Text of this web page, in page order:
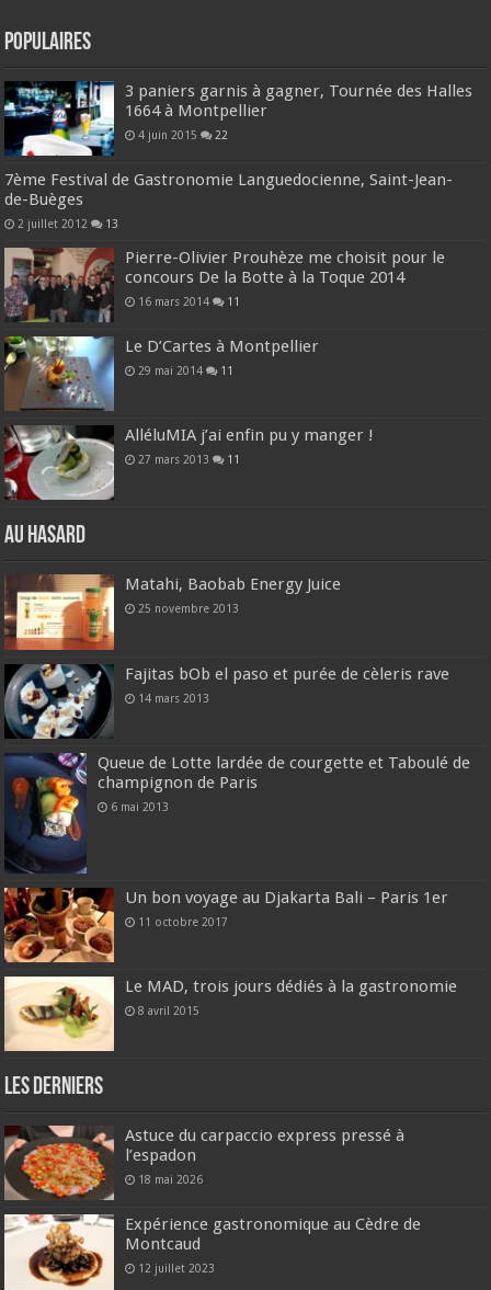
Populaires
3 paniers garnis à gagner, Tournée des Halles
1664 à Montpellier
4 juin 2015 22
7ème Festival de Gastronomie Languedocienne, Saint-Jean-
de-Buèges
2 juillet 2012 13
Pierre-Olivier Prouhèze me choisit pour le
concours De la Botte à la Toque 2014
16 mars 2014 11
Le D’Cartes à Montpellier
29 mai 2014 11
AlléluMIA j’ai enfin pu y manger !
27 mars 2013 11
Au hasard
Matahi, Baobab Energy Juice
25 novembre 2013
Fajitas bOb el paso et purée de cèleris rave
14 mars 2013
Queue de Lotte lardée de courgette et Taboulé de
champignon de Paris
6 mai 2013
Un bon voyage au Djakarta Bali – Paris 1er
11 octobre 2017
Le MAD, trois jours dédiés à la gastronomie
8 avril 2015
Les derniers
Astuce du carpaccio express pressé à
l’espadon
18 mai 2026
Expérience gastronomique au Cèdre de
Montcaud
12 juillet 2023